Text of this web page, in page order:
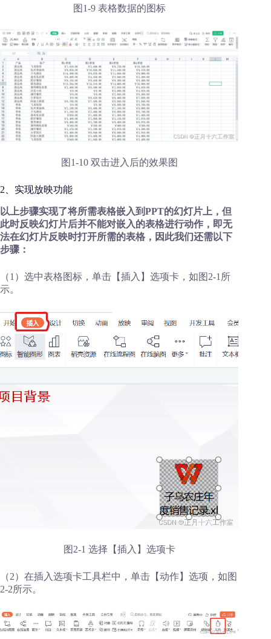
图1-9 表格数据的图标
图1-10 双击进入后的效果图
2、实现放映功能
以上步骤实现了将所需表格嵌入到PPT的幻灯片上，但
此时反映幻灯片后并不能对嵌入的表格进行动作，即无
法在幻灯片反映时打开所需的表格，因此我们还需以下
步骤：
（1）选中表格图标，单击【插入】选项卡，如图2-1所
示。
图2-1 选择【插入】选项卡
（2）在插入选项卡工具栏中，单击【动作】选项，如图
2-2所示。